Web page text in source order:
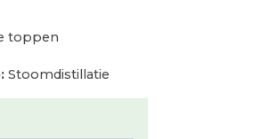
toppen
Stoomdistillatie